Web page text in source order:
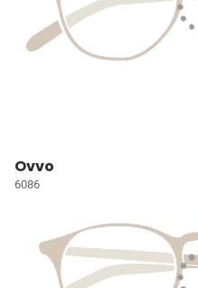
Ovvo
6086